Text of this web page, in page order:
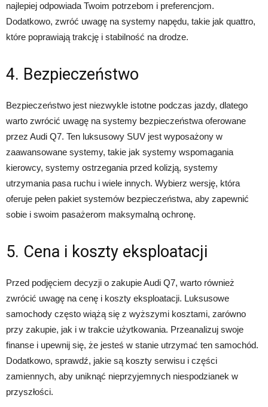
najlepiej odpowiada Twoim potrzebom i preferencjom.
Dodatkowo, zwróć uwagę na systemy napędu, takie jak quattro,
które poprawiają trakcję i stabilność na drodze.
4. Bezpieczeństwo
Bezpieczeństwo jest niezwykle istotne podczas jazdy, dlatego
warto zwrócić uwagę na systemy bezpieczeństwa oferowane
przez Audi Q7. Ten luksusowy SUV jest wyposażony w
zaawansowane systemy, takie jak systemy wspomagania
kierowcy, systemy ostrzegania przed kolizją, systemy
utrzymania pasa ruchu i wiele innych. Wybierz wersję, która
oferuje pełen pakiet systemów bezpieczeństwa, aby zapewnić
sobie i swoim pasażerom maksymalną ochronę.
5. Cena i koszty eksploatacji
Przed podjęciem decyzji o zakupie Audi Q7, warto również
zwrócić uwagę na cenę i koszty eksploatacji. Luksusowe
samochody często wiążą się z wyższymi kosztami, zarówno
przy zakupie, jak i w trakcie użytkowania. Przeanalizuj swoje
finanse i upewnij się, że jesteś w stanie utrzymać ten samochód.
Dodatkowo, sprawdź, jakie są koszty serwisu i części
zamiennych, aby uniknąć nieprzyjemnych niespodzianek w
przyszłości.